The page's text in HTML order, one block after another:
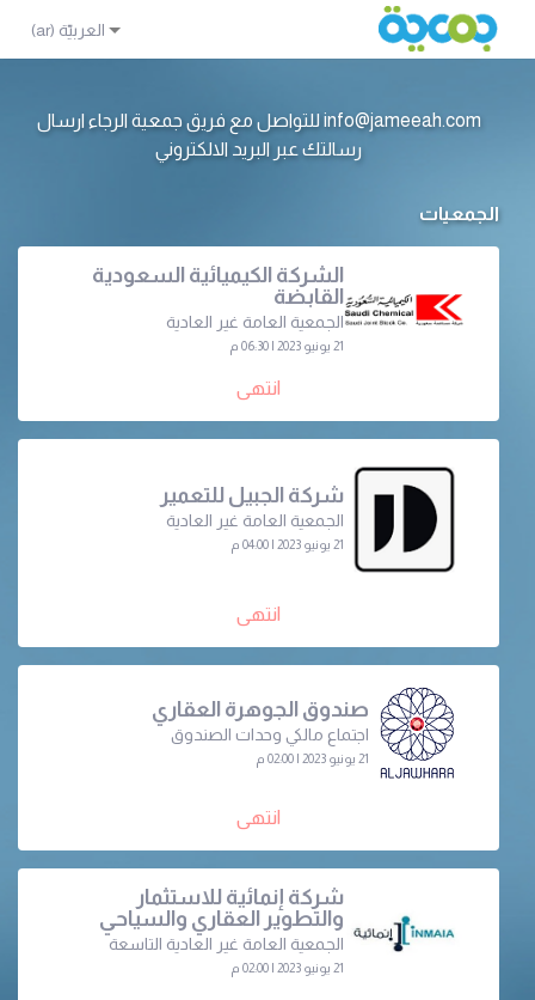
info@jameeah.com للتواصل مع فريق جمعية الرجاء ارسال
رسالتك عبر البريد الالكتروني
الجمعيات
الشركة الكيميائية السعودية
القابضة
الجمعية العامة غير العادية
21 يونيو 2023 | 06:30 م
انتهى
شركة الجبيل للتعمير
الجمعية العامة غير العادية
21 يونيو 2023 | 04:00 م
انتهى
صندوق الجوهرة العقاري
اجتماع مالكي وحدات الصندوق
21 يونيو 2023 | 02:00 م
انتهى
شركة إنمائية للاستثمار
والتطوير العقاري والسياحي
الجمعية العامة غير العادية التاسعة
21 يونيو 2023 | 02:00 م